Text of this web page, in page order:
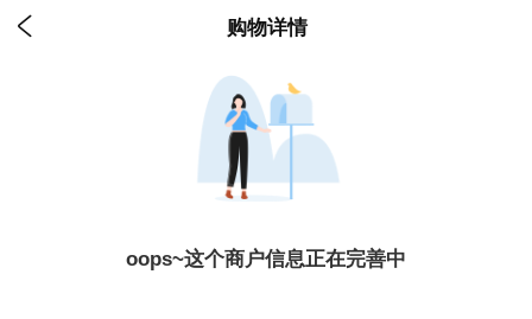
 购物详情
oops~这个商户信息正在完善中